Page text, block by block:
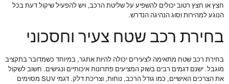
חצץ או חצץ רטוב יכולים להשפיע על שליטת הרכב, ויש להפעיל שיקול דעת בכל
הנוגע למהירות וסוג הנהיגה הנדרש.
בחירת רכב שטח צעיר וחסכוני
בחירת רכב שטח מתאימה לצעירים יכולה להיות אתגר, במיוחד כשמדובר בתקציב
מוגבל. ישנם דגמים רבים בשוק המציעים פתרונות איכותיים ונגישים. חשוב לשקול
את הצרכים האישיים, כמו גודל הרכב, נוחות, וצריכת דלק. דגמי SUV מסוימים